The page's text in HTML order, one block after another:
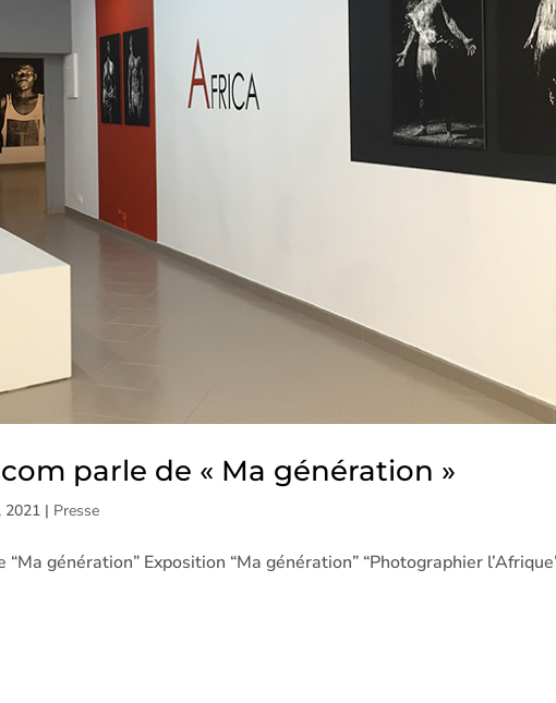
parle de « Ma génération »
2021 | Presse
génération” Exposition “Ma génération” “Photographier